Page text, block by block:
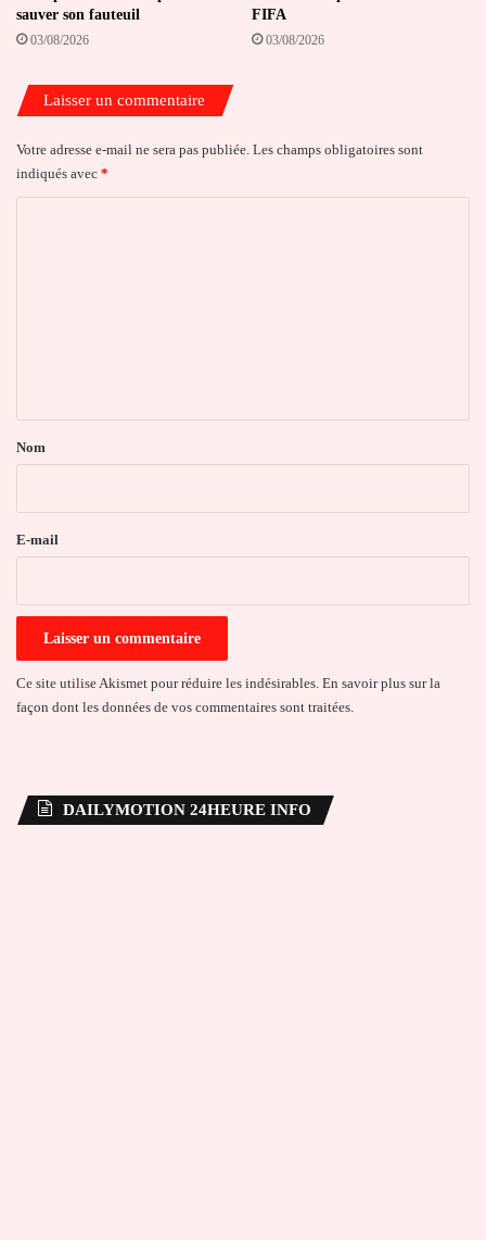
sauver son fauteuil
03/08/2026
FIFA
03/08/2026
Laisser un commentaire
Votre adresse e-mail ne sera pas publiée. Les champs obligatoires sont
indiqués avec *
a
e
Nom
E-mail
Ce site utilise Akismet pour réduire les indésirables. En savoir plus sur la
façon dont les données de vos commentaires sont traitées.
DAILYMOTION 24HEURE INFO